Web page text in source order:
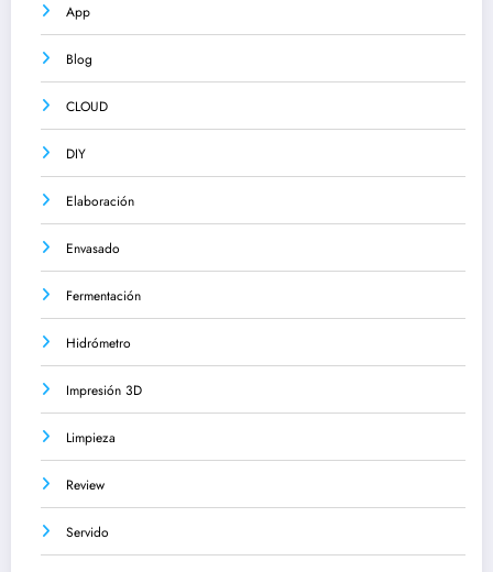
App
Blog
CLOUD
DIY
Elaboración
Envasado
Fermentación
Hidrómetro
Impresión 3D
Limpieza
Review
Servido